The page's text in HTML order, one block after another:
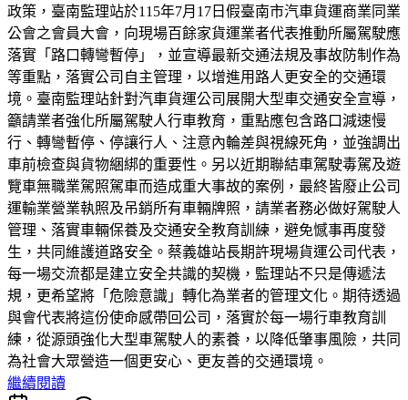
政策，臺南監理站於115年7月17日假臺南市汽車貨運商業同業
公會之會員大會，向現場百餘家貨運業者代表推動所屬駕駛應
落實「路口轉彎暫停」，並宣導最新交通法規及事故防制作為
等重點，落實公司自主管理，以增進用路人更安全的交通環
境。臺南監理站針對汽車貨運公司展開大型車交通安全宣導，
籲請業者強化所屬駕駛人行車教育，重點應包含路口減速慢
行、轉彎暫停、停讓行人、注意內輪差與視線死角，並強調出
車前檢查與貨物綑綁的重要性。另以近期聯結車駕駛毒駕及遊
覽車無職業駕照駕車而造成重大事故的案例，最終皆廢止公司
運輸業營業執照及吊銷所有車輛牌照，請業者務必做好駕駛人
管理、落實車輛保養及交通安全教育訓練，避免憾事再度發
生，共同維護道路安全。蔡義雄站長期許現場貨運公司代表，
每一場交流都是建立安全共識的契機，監理站不只是傳遞法
規，更希望將「危險意識」轉化為業者的管理文化。期待透過
與會代表將這份使命感帶回公司，落實於每一場行車教育訓
練，從源頭強化大型車駕駛人的素養，以降低肇事風險，共同
為社會大眾營造一個更安心、更友善的交通環境。
繼續閱讀